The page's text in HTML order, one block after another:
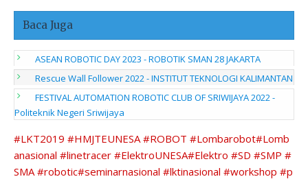
Baca Juga
ASEAN ROBOTIC DAY 2023 - ROBOTIK SMAN 28 JAKARTA
Rescue Wall Follower 2022 - INSTITUT TEKNOLOGI KALIMANTAN
FESTIVAL AUTOMATION ROBOTIC CLUB OF SRIWIJAYA 2022 -
Politeknik Negeri Sriwijaya
#LKT2019 #HMJTEUNESA #ROBOT #Lombarobot#Lomb
anasional #linetracer #ElektroUNESA#Elektro #SD #SMP #
SMA #robotic#seminarnasional #lktinasional #workshop #p